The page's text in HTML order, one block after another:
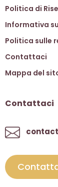
Politica di
Informativa
Politica sulle
Contattaci
Mappa del
Contattaci